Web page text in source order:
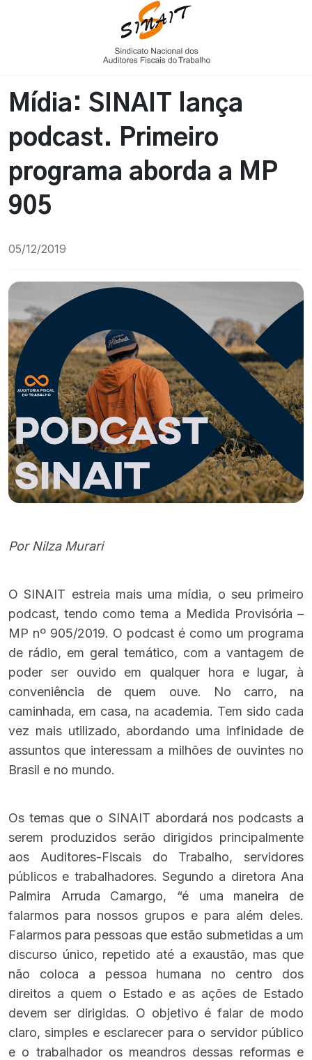
Mídia: SINAIT lança
podcast. Primeiro
programa aborda a MP
905
05/12/2019
Por Nilza Murari
O SINAIT estreia mais uma mídia, o seu primeiro
podcast, tendo como tema a Medida Provisória –
MP nº 905/2019. O podcast é como um programa
de rádio, em geral temático, com a vantagem de
poder ser ouvido em qualquer hora e lugar, à
conveniência de quem ouve. No carro, na
caminhada, em casa, na academia. Tem sido cada
vez mais utilizado, abordando uma infinidade de
assuntos que interessam a milhões de ouvintes no
Brasil e no mundo.
Os temas que o SINAIT abordará nos podcasts a
serem produzidos serão dirigidos principalmente
aos Auditores-Fiscais do Trabalho, servidores
públicos e trabalhadores. Segundo a diretora Ana
Palmira Arruda Camargo, “é uma maneira de
falarmos para nossos grupos e para além deles.
Falarmos para pessoas que estão submetidas a um
discurso único, repetido até a exaustão, mas que
não coloca a pessoa humana no centro dos
direitos a quem o Estado e as ações de Estado
devem ser dirigidas. O objetivo é falar de modo
claro, simples e esclarecer para o servidor público
e o trabalhador os meandros dessas reformas e